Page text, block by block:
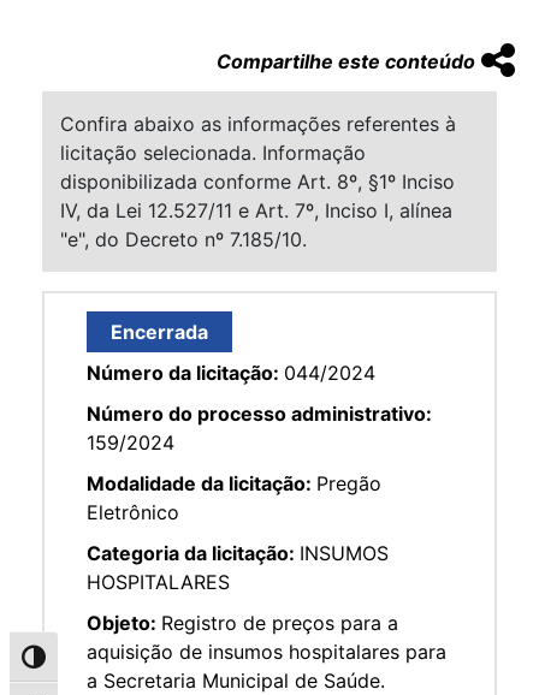
Alternar alto contraste
Compartilhe este conteúdo
Confira abaixo as informações referentes à
licitação selecionada. Informação
disponibilizada conforme Art. 8º, §1º Inciso
IV, da Lei 12.527/11 e Art. 7º, Inciso I, alínea
"e", do Decreto nº 7.185/10.
Encerrada
Número da licitação: 044/2024
Número do processo administrativo:
159/2024
Modalidade da licitação: Pregão
Eletrônico
Categoria da licitação: INSUMOS
HOSPITALARES
Objeto: Registro de preços para a
aquisição de insumos hospitalares para
a Secretaria Municipal de Saúde.